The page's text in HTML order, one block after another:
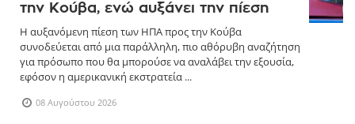
την Κούβα, ενώ αυξάνει την πίεση
Η αυξανόμενη πίεση των ΗΠΑ προς την Κούβα
συνοδεύεται από μια παράλληλη, πιο αθόρυβη αναζήτηση
για πρόσωπο που θα μπορούσε να αναλάβει την εξουσία,
εφόσον η αμερικανική εκστρατεία ...
08 Αυγούστου 2026